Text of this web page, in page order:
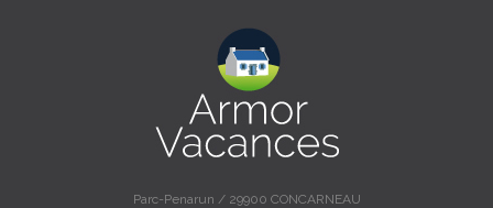
Parc-Penarun / 29900 CONCARNEAU